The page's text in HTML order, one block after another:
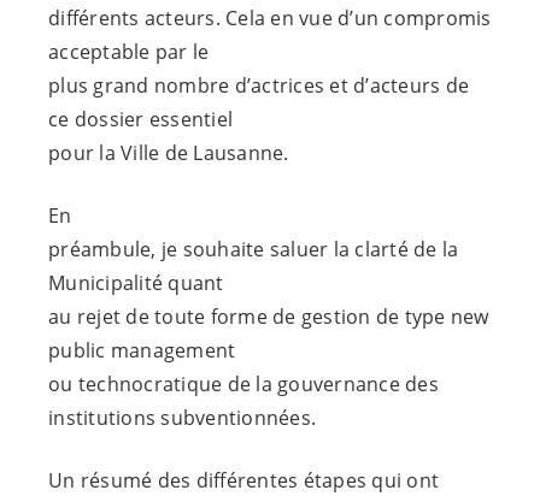
différents acteurs. Cela en vue d’un compromis
acceptable par le
plus grand nombre d’actrices et d’acteurs de
ce dossier essentiel
pour la Ville de Lausanne.
En
préambule, je souhaite saluer la clarté de la
Municipalité quant
au rejet de toute forme de gestion de type new
public management
ou technocratique de la gouvernance des
institutions subventionnées.
Un résumé des différentes étapes qui ont